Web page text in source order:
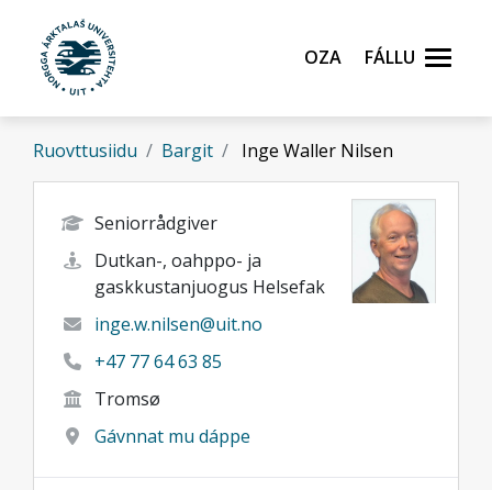
Gå til hovedinnhold
Oza
Fállu
Ruovttusiidu Bargit Inge Waller Nilsen
Seniorrådgiver
Dutkan-, oahppo- ja
gaskkustanjuogus Helsefak
inge.w.nilsen@uit.no
+47 77 64 63 85
Tromsø
Gávnnat mu dáppe